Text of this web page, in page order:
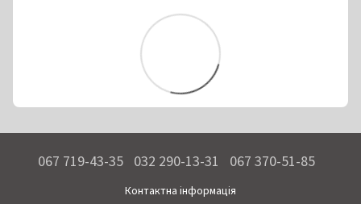
067 719-43-35 032 290-13-31 067 370-51-85
Контактна інформація